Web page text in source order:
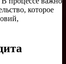
которое